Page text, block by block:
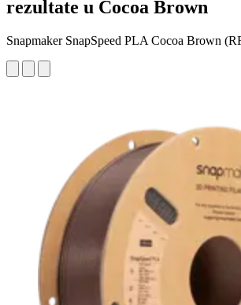
rezultate u Cocoa Brown
Snapmaker SnapSpeed PLA Cocoa Brown